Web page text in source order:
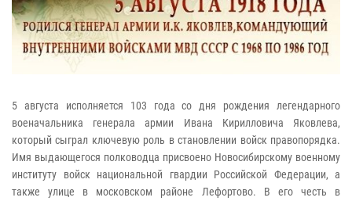
5 августа исполняется 103 года со дня рождения легендарного
военачальника генерала армии Ивана Кирилловича Яковлева,
который сыграл ключевую роль в становлении войск правопорядка.
Имя выдающегося полководца присвоено Новосибирскому военному
институту войск национальной гвардии Российской Федерации, а
также улице в московском районе Лефортово. В его честь в